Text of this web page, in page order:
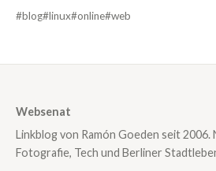
#blog#linux#online#web
Websenat
Linkblog von Ramón Goeden seit
Fotografie, Tech und Berliner